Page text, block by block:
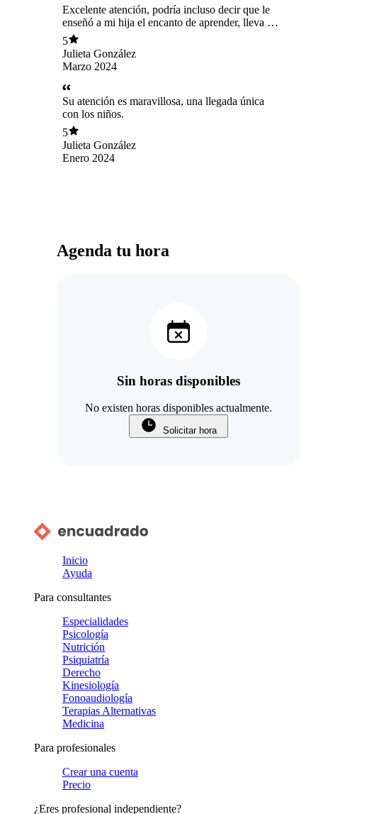
Excelente atención, podría incluso decir que le
enseñó a mi hija el encanto de aprender, lleva 4
meses y Julieta ha tenido avances increíbles, la
ha ayudado a identificar sus habilidades y
conocer sus estrategias de aprendizaje, sin duda
una excelente profesional, gracias ✨💖
5
Julieta González
Marzo 2024
Su atención es maravillosa, una llegada única
con los niños.
5
Julieta González
Enero 2024
Agenda tu hora
Sin horas disponibles
No existen horas disponibles actualmente.
Solicitar hora
Inicio
Ayuda
Para consultantes
Especialidades
Psicología
Nutrición
Psiquiatría
Derecho
Kinesiología
Fonoaudiología
Terapias Alternativas
Medicina
Para profesionales
Crear una cuenta
Precio
¿Eres profesional independiente?